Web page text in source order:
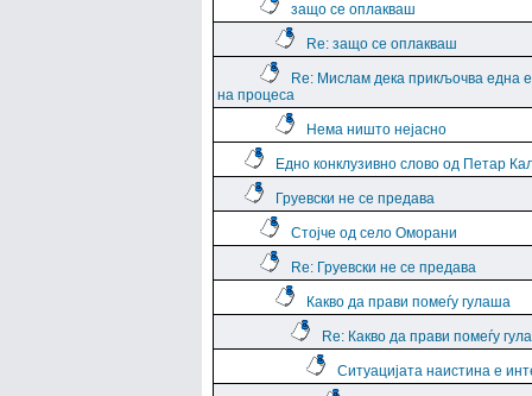
защо се оплакваш
Re: защо се оплакваш
Re: Мислам дека прикљочва една
на процеса
Нема ништо нејасно
Едно конклузивно слово од Петар
Груевски не се предава
Стојче од село Оморани
Re: Груевски не се предава
Какво да прави помеѓу гулаша
Re: Какво да прави помеѓу
Ситуацијата наистина е